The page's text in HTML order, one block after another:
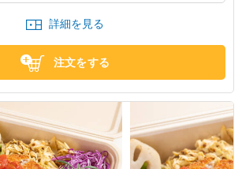
東京都大田区下丸子2026/08/02
詳細を見る
注文をする